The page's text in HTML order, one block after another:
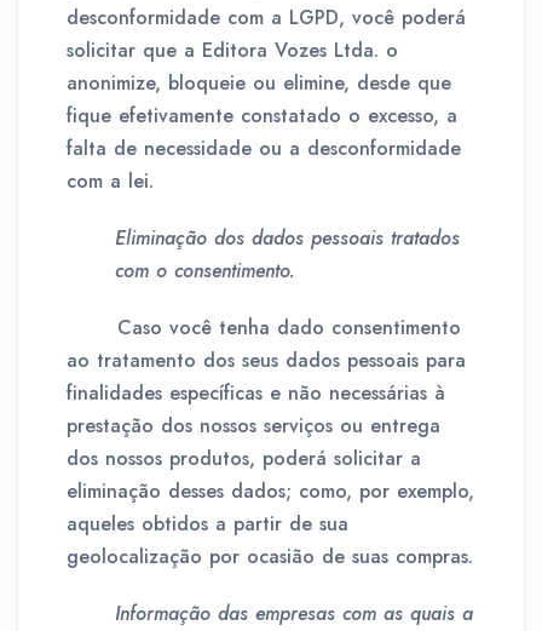
desconformidade com a LGPD, você poderá
solicitar que a Editora Vozes Ltda. o
anonimize, bloqueie ou elimine, desde que
fique efetivamente constatado o excesso, a
falta de necessidade ou a desconformidade
com a lei.
Eliminação dos dados pessoais tratados
com o consentimento.
Caso você tenha dado consentimento
ao tratamento dos seus dados pessoais para
finalidades específicas e não necessárias à
prestação dos nossos serviços ou entrega
dos nossos produtos, poderá solicitar a
eliminação desses dados; como, por exemplo,
aqueles obtidos a partir de sua
geolocalização por ocasião de suas compras.
Informação das empresas com as quais a